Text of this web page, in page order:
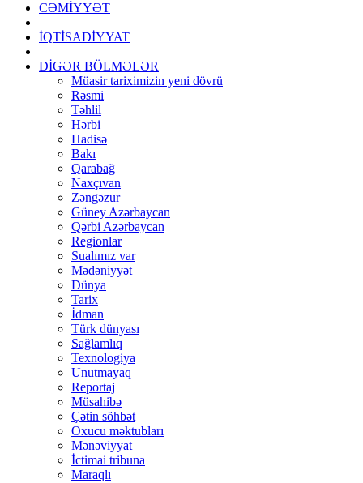
CƏMİYYƏT
İQTİSADİYYAT
DİGƏR BÖLMƏLƏR
Müasir tariximizin yeni dövrü
Rəsmi
Təhlil
Hərbi
Hadisə
Bakı
Qarabağ
Naxçıvan
Zəngəzur
Güney Azərbaycan
Qərbi Azərbaycan
Regionlar
Sualımız var
Mədəniyyət
Dünya
Tarix
İdman
Türk dünyası
Sağlamlıq
Texnologiya
Unutmayaq
Reportaj
Müsahibə
Çətin söhbət
Oxucu məktubları
Mənəviyyat
İctimai tribuna
Maraqlı